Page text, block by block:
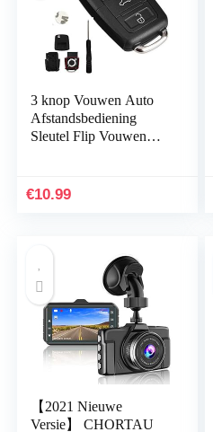
3 knop Vouwen Auto
Afstandsbediening
Sleutel Flip Vouwen
Golf Passat Kever…
€10.99
【2021 Nieuwe
Versie】 CHORTAU